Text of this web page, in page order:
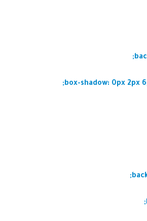
box-shadow: 0px 2px